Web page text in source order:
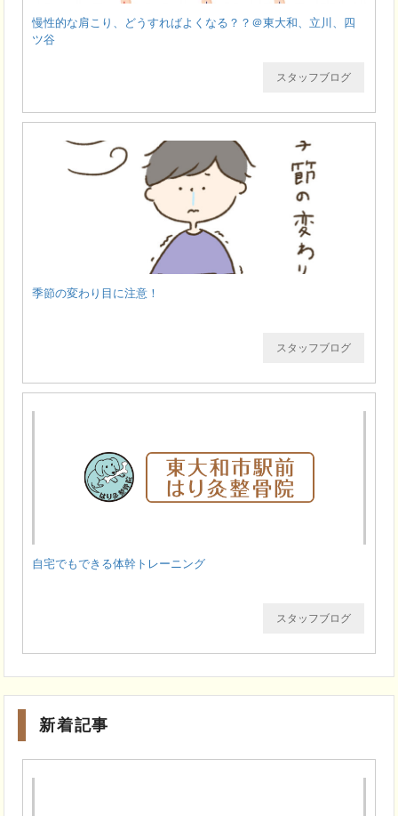
慢性的な肩こり、どうすればよくなる？？＠東大和、立川、四
ツ谷
スタッフブログ
季節の変わり目に注意！
スタッフブログ
自宅でもできる体幹トレーニング
スタッフブログ
新着記事